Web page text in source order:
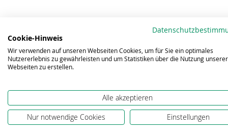
Eigenschaften Downloads
Cookie-Hinweis
Wir verwenden auf unseren Webseiten Cookies, um für Sie ein optimales
Nutzererlebnis zu gewährleisten und um Statistiken über die Nutzung unserer
Webseiten zu erstellen.
Alle akzeptieren
Nur notwendige Cookies Einstellungen